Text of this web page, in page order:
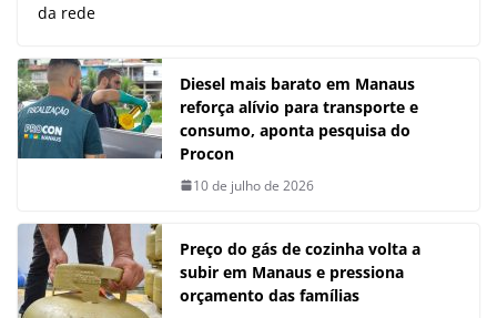
da rede
Diesel mais barato em Manaus
reforça alívio para transporte e
consumo, aponta pesquisa do
Procon
10 de julho de 2026
Preço do gás de cozinha volta a
subir em Manaus e pressiona
orçamento das famílias